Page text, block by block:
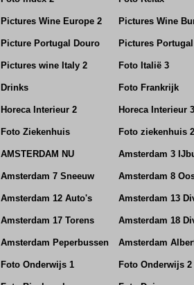
Pictures Wine Europe 2 Pictures Wine
Picture Portugal Douro Pictures Portugal
Pictures wine Italy 2 Foto Italië 3
Drinks Foto Frankrijk
Horeca Interieur 2 Horeca Interieur 3
Foto Ziekenhuis Foto ziekenhuis 2
AMSTERDAM NU Amsterdam 3
Amsterdam 7 Sneeuw Amsterdam 8
Amsterdam 12 Auto's Amsterdam 13
Amsterdam 17 Torens Amsterdam 18
Amsterdam Peperbussen Amsterdam
Foto Onderwijs 1 Foto Onderwijs 2